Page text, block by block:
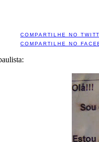
COMPARTILHE NO
COMPARTILHE NO